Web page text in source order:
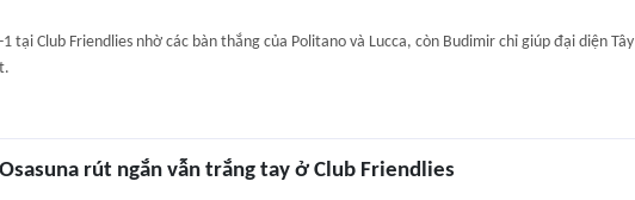
tại Club Friendlies nhờ các bàn thắng của Politano và Lucca, còn Budimir chỉ giúp đại diện Tây
rút ngắn vẫn trắng tay ở Club Friendlies